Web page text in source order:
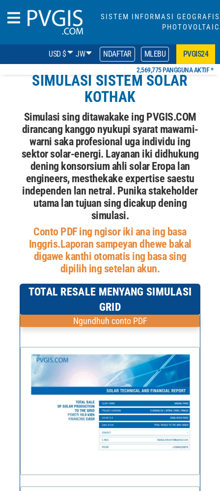
SISTEM INFORMASI GEOGRAFIS
PHOTOVOLTAIC
USD $ JW NDAFTAR MLEBU PVGIS24
2,569,775 PANGGUNA AKTIF *
SIMULASI SISTEM SOLAR
KOTHAK
Simulasi sing ditawakake ing PVGIS.COM
dirancang kanggo nyukupi syarat mawarni-
warni saka profesional uga individu ing
sektor solar-energi. Layanan iki didhukung
dening konsorsium ahli solar Eropa lan
engineers, mesthekake expertise saestu
independen lan netral. Punika stakeholder
utama lan tujuan sing dicakup dening
simulasi.
Conto PDF ing ngisor iki ana ing basa
Inggris.Laporan sampeyan dhewe bakal
digawe kanthi otomatis ing basa sing
dipilih ing setelan akun.
TOTAL RESALE MENYANG SIMULASI
GRID
Ngundhuh conto PDF